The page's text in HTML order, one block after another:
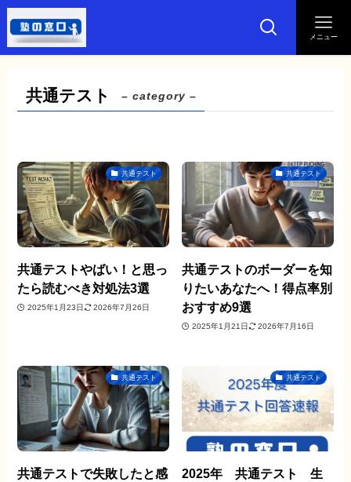
メニュー
共通テスト – category –
共通テスト
共通テストやばい！と思っ
たら読むべき対処法3選
2025年1月23日 2026年7月26日
共通テスト
共通テストのボーダーを知
りたいあなたへ！得点率別
おすすめ9選
2025年1月21日 2026年7月16日
共通テスト
共通テストで失敗したと感
共通テスト
2025年 共通テスト 生